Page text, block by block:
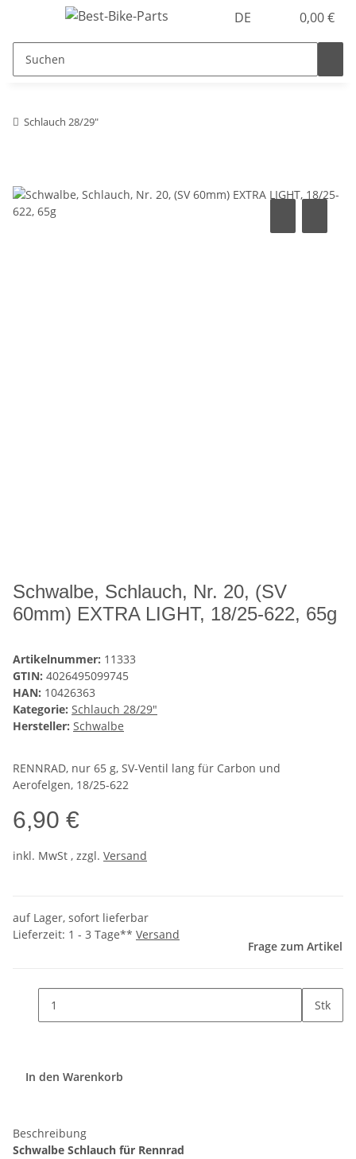
DE 0,00 €
Schlauch 28/29"
Schwalbe, Schlauch, Nr. 20, (SV
60mm) EXTRA LIGHT, 18/25-622, 65g
Artikelnummer: 11333
GTIN: 4026495099745
HAN: 10426363
Kategorie: Schlauch 28/29"
Hersteller: Schwalbe
RENNRAD, nur 65 g, SV-Ventil lang für Carbon und
Aerofelgen, 18/25-622
6,90 €
inkl. MwSt , zzgl. Versand
auf Lager, sofort lieferbar
Lieferzeit: 1 - 3 Tage** Versand
Frage zum Artikel
Stk
In den Warenkorb
Beschreibung
Schwalbe Schlauch für Rennrad